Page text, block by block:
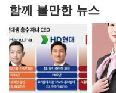
함께 볼만한 뉴스